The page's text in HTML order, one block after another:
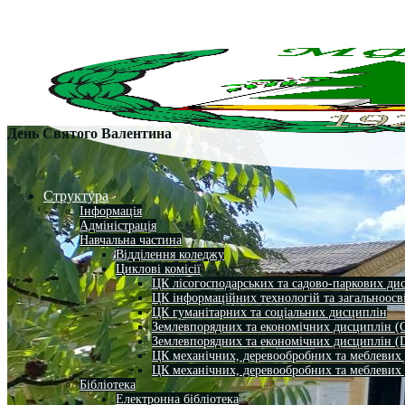
Структура
Інформація
Адміністрація
Навчальна частина
Відділення коледжу
Циклові комісії
ЦК лісогосподарських та садово-паркових
ЦК інформаційних технологій та
ЦК гуманітарних та соціальних дисциплін
Землевпорядних та економічних дисциплін
Землевпорядних та економічних дисциплін
ЦК механічних, деревообробних та
ЦК механічних, деревообробних та
Бібліотека
Електронна бібліотека
День Святого Валентина